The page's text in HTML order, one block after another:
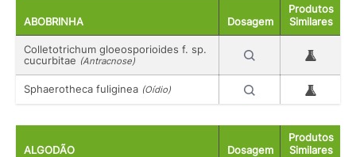
ABOBRINHA Dosagem
Produtos
Similares
Colletotrichum gloeosporioides f. sp.
cucurbitae (Antracnose)
Sphaerotheca fuliginea (Oídio)
ALGODÃO Dosagem
Produtos
Similares